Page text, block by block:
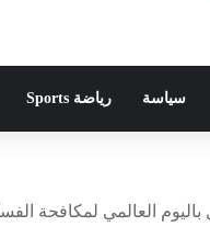
سياسة رياضة Sports
باليوم العالمي لمكافحة